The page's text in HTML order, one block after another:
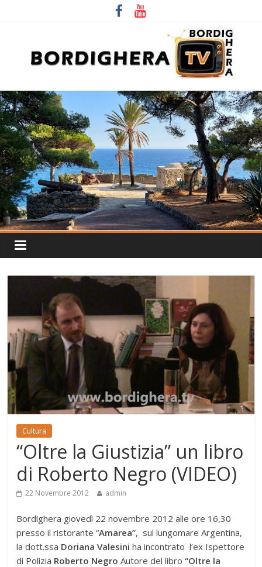
Cultura
“Oltre la Giustizia” un libro
di Roberto Negro (VIDEO)
22 Novembre 2012 admin
Bordighera giovedì 22 novembre 2012 alle ore 16,30
presso il ristorante “Amarea”, sul lungomare Argentina,
la dott.ssa Doriana Valesini ha incontrato l’ex Ispettore
di Polizia Roberto NegroAutore del libro“Oltre la